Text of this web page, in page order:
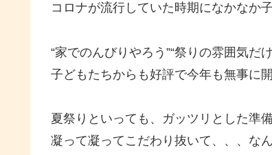
コロナが流行していた時期になかなか
“家でのんびりやろう”“祭りの雰囲気だ
子どもたちからも好評で今年も無事に
夏祭りといっても、ガッツリとした準
凝って凝ってこだわり抜いて、、、な